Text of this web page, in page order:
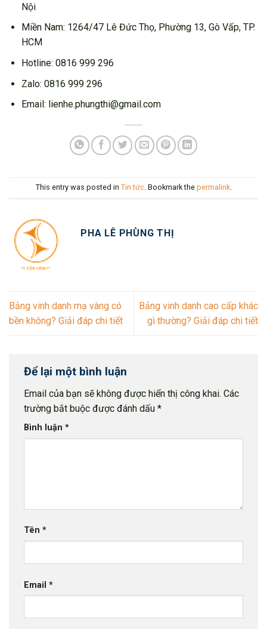
Nội
Miền Nam: 1264/47 Lê Đức Thọ, Phường 13, Gò Vấp, TP.
HCM
Hotline: 0816 999 296
Zalo: 0816 999 296
Email: lienhe.phungthi@gmail.com
This entry was posted in Tin tức. Bookmark the permalink.
PHA LÊ PHÙNG THỊ
Bảng vinh danh mạ vàng có
bền không? Giải đáp chi tiết
Bảng vinh danh cao cấp khác
gì thường? Giải đáp chi tiết
Để lại một bình luận
Email của bạn sẽ không được hiển thị công khai. Các
trường bắt buộc được đánh dấu *
Bình luận *
Tên *
Email *